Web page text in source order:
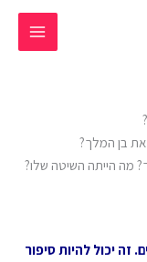
בן המלך?
מה הייתה השיטה שלו?
יכול להיות סיפור